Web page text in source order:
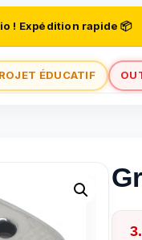
! Expédition rapide 📦
ÉDUCATIF